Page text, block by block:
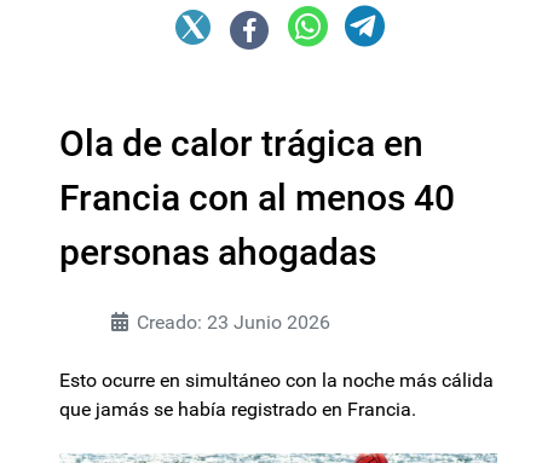
Ola de calor trágica en
Francia con al menos 40
personas ahogadas
Creado: 23 Junio 2026
Esto ocurre en simultáneo con la noche más cálida
que jamás se había registrado en Francia.